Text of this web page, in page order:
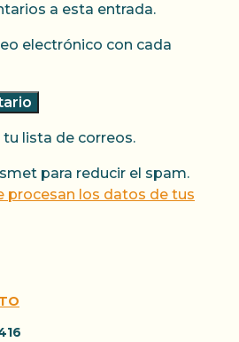
a esta entrada.
electrónico con cada
tu lista de correos.
para reducir el spam.
procesan los datos de tus